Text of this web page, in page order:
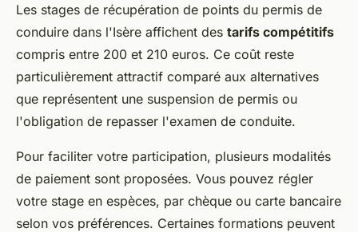
Les stages de récupération de points du permis de
conduire dans l'Isère affichent des tarifs compétitifs
compris entre 200 et 210 euros. Ce coût reste
particulièrement attractif comparé aux alternatives
que représentent une suspension de permis ou
l'obligation de repasser l'examen de conduite.
Pour faciliter votre participation, plusieurs modalités
de paiement sont proposées. Vous pouvez régler
votre stage en espèces, par chèque ou carte bancaire
selon vos préférences. Certaines formations peuvent